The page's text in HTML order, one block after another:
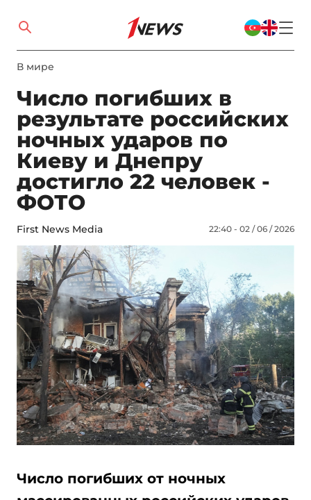
В мире
Число погибших в
результате российских
ночных ударов по
Киеву и Днепру
достигло 22 человек -
ФОТО
First News Media 22:40 - 02 / 06 / 2026
Число погибших от ночных